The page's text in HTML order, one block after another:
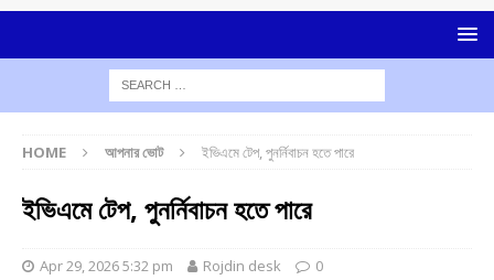
HOME আপনার ভোট ইভিএমে টেপ, পুনর্নিবাচন হতে পারে
ইভিএমে টেপ, পুনর্নিবাচন হতে পারে
Apr 29, 2026 5:32 pm Rojdin desk 0